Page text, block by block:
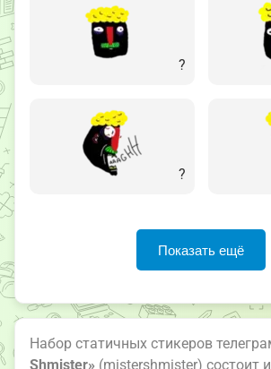
?
?
Показать ещё
Набор статичных стикеров
Shmister» (mistershmister) состоит